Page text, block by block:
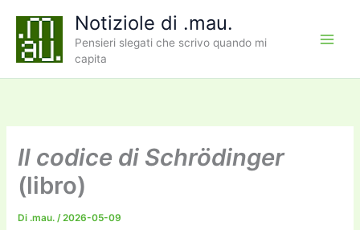
contenuto
Notiziole di .mau.
Pensieri slegati che scrivo quando mi
capita
Il codice di Schrödinger
(libro)
Di .mau./2026-05-09